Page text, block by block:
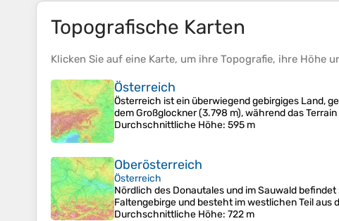
Topografische Karten
Klicken Sie auf eine Karte, um ihre Topografie, ihre Höhe
Österreich
Österreich ist ein überwiegend gebirgiges Land,
dem Großglockner (3.798 m), während das
Durchschnittliche Höhe: 595 m
Oberösterreich
Österreich
Nördlich des Donautales und im Sauwald
Faltengebirge und besteht im westlichen Teil aus
Durchschnittliche Höhe: 722 m